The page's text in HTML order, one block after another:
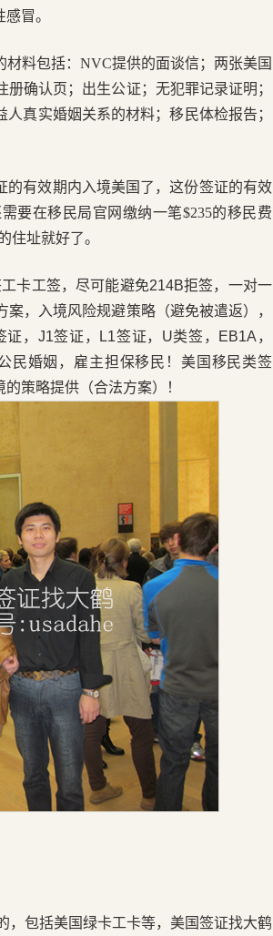
冒。
料包括：NVC提供的面谈信；两张美国
确认页；出生公证；无犯罪记录证明；
真实婚姻关系的材料；移民体检报告；
有效期内入境美国了，这份签证的有效
要在移民局官网缴纳一笔$235的移民费
住址就好了。
卡工签，尽可能避免214B拒签，一对一
，入境风险规避策略（避免被遣返），
，J1签证，L1签证，U类签，EB1A，
民婚姻，雇主担保移民！美国移民类签
策略提供（合法方案）！
，包括美国绿卡工卡等，美国签证找大鹤